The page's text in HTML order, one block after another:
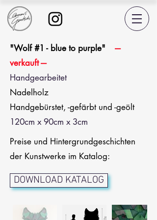
"Wolf #1 - blue to purple" ---
verkauft ---
Handgearbeitet
Nadelholz
Handgebürstet, -gefärbt und -geölt
120cm x 90cm x 3cm
Preise und Hintergrundgeschichten
der Kunstwerke im Katalog:
DOWNLOAD KATALOG